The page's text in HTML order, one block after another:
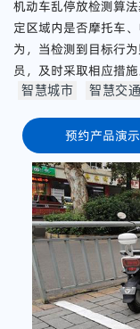
机动车乱停放检测算
定区域内是否摩托车
为，当检测到目标行
员，及时采取相应措施
智慧城市 智慧交通
预约产品演示